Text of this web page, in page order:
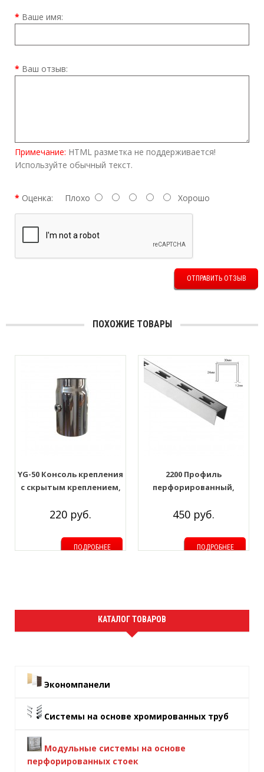
Ваше имя:
Ваш отзыв:
Примечание: HTML разметка не поддерживается!
Используйте обычный текст.
Оценка: Плохо Хорошо
ОТПРАВИТЬ ОТЗЫВ
ПОХОЖИЕ ТОВАРЫ
YG-50 Консоль крепления
с скрытым креплением,
220 руб.
ПОДРОБНЕЕ
2200 Профиль
перфорированный,
металла: 1.2мм
450 руб.
ПОДРОБНЕЕ
КАТАЛОГ ТОВАРОВ
Экономпанели
Системы на основе хромированных труб
Модульные системы на основе
перфорированных стоек